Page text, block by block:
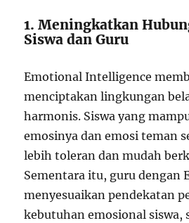
1. Meningkatkan
Siswa dan Guru
Emotional Intelligence
menciptakan lingkungan
harmonis. Siswa yang
emosinya dan emosi teman
lebih toleran dan mudah
Sementara itu, guru dengan
menyesuaikan pendekatan
kebutuhan emosional siswa,